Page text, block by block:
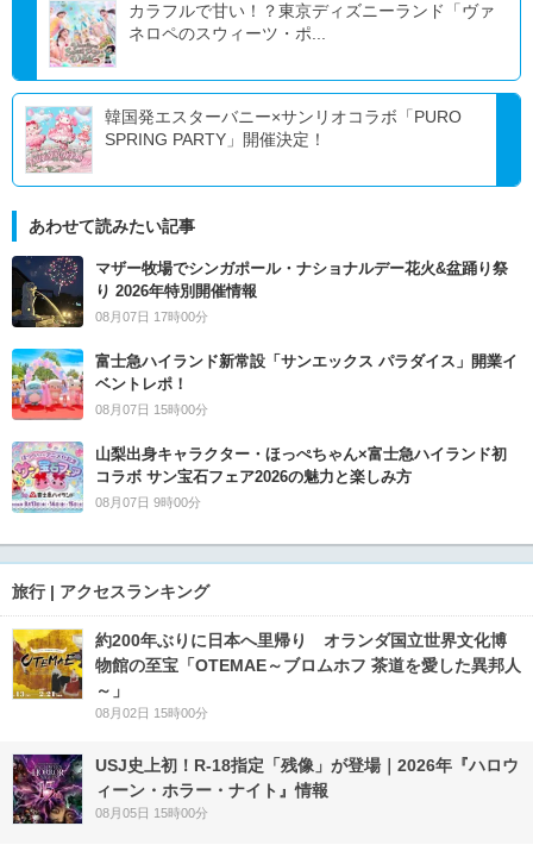
カラフルで甘い！？東京ディズニーランド「ヴァ
ネロペのスウィーツ・ポ...
韓国発エスターバニー×サンリオコラボ「PURO
SPRING PARTY」開催決定！
あわせて読みたい記事
マザー牧場でシンガポール・ナショナルデー花火&盆踊り祭
り 2026年特別開催情報
08月07日 17時00分
富士急ハイランド新常設「サンエックス パラダイス」開業イ
ベントレポ！
08月07日 15時00分
山梨出身キャラクター・ほっぺちゃん×富士急ハイランド初
コラボ サン宝石フェア2026の魅力と楽しみ方
08月07日 9時00分
旅行 | アクセスランキング
約200年ぶりに日本へ里帰り オランダ国立世界文化博
物館の至宝「OTEMAE～ブロムホフ 茶道を愛した異邦人
～」
08月02日 15時00分
USJ史上初！R-18指定「残像」が登場｜2026年『ハロウ
ィーン・ホラー・ナイト』情報
08月05日 15時00分